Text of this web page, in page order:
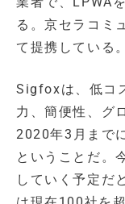
る。京セラコミ
て提携している。
Sigfoxは、低コ
力、簡便性、グ
2020年3月まで
ということだ。
していく予定だ